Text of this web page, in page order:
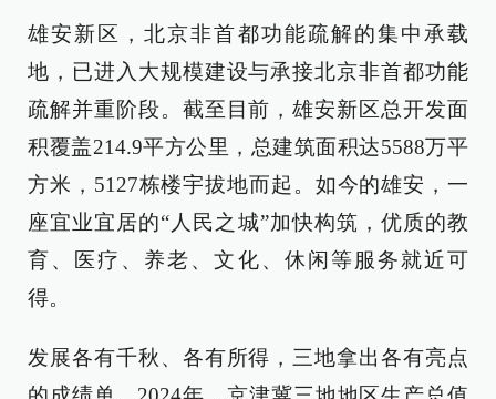
雄安新区，北京非首都功能疏解的集中承载
地，已进入大规模建设与承接北京非首都功能
疏解并重阶段。截至目前，雄安新区总开发面
积覆盖214.9平方公里，总建筑面积达5588万平
方米，5127栋楼宇拔地而起。如今的雄安，一
座宜业宜居的“人民之城”加快构筑，优质的教
育、医疗、养老、文化、休闲等服务就近可
得。
发展各有千秋、各有所得，三地拿出各有亮点